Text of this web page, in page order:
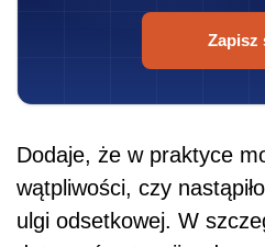
Zapisz
Dodaje, że w praktyce
wątpliwości, czy
ulgi odsetkowej. W